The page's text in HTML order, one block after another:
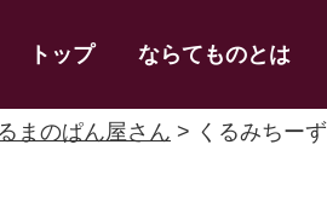
トップ ならてものとは
まのぱん屋さん > くるみちーず